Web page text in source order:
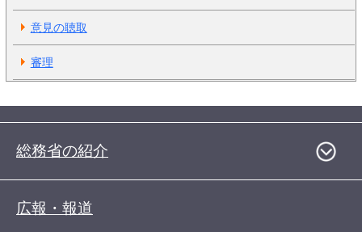
意見の聴取
審理
総務省の紹介
広報・報道